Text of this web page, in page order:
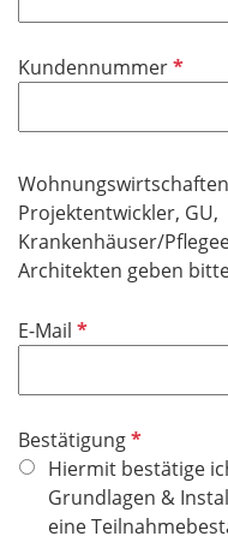
dt
e
d
t
e
l
d
KundennummerP
c
h
t
f
d
Projektentwickler, GU,
Krankenhäuser/
Architekten geben
E-Mail P
l
c
h
t
f
BestätigungP
f
l
i
Hiermit bestätige
Grundlagen &
eine